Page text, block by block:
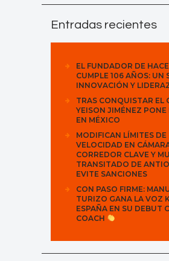
Entradas recientes
EL FUNDADOR DE
CUMPLE 106 AÑOS: UN
INNOVACIÓN Y
TRAS CONQUISTAR EL
YEISON JIMÉNEZ PONE
EN MÉXICO
MODIFICAN LÍMITES DE
VELOCIDAD EN
CORREDOR CLAVE Y
TRANSITADO DE
EVITE SANCIONES
CON PASO FIRME:
TURIZO GANA LA VOZ
ESPAÑA EN SU DEBUT
COACH